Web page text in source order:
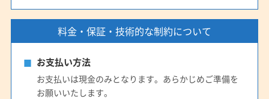
(静岡県) 周智郡森町
(静岡県) 榛原郡吉田町
(静岡県) 静岡市清水区
(静岡県) 袋井市
(静岡県) 藤枝市
(静岡県) 浜松市天竜区
(静岡県) 浜松市浜名区
(静岡県) 牧之原市
(鳥取県) 岩美郡岩美町
料金・保証・技術的な制約について
お支払い方法
お支払いは現金のみとなります。あらかじめご準備を
お願いいたします。